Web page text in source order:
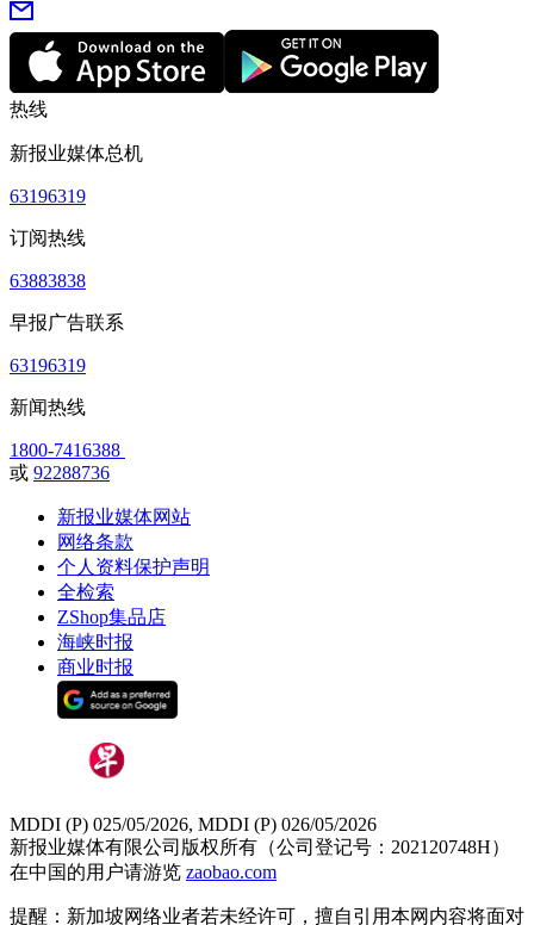
热线
新报业媒体总机
63196319
订阅热线
63883838
早报广告联系
63196319
新闻热线
1800-7416388
或 92288736
新报业媒体网站
网络条款
个人资料保护声明
全检索
ZShop集品店
海峡时报
商业时报
MDDI (P) 025/05/2026, MDDI (P) 026/05/2026
新报业媒体有限公司版权所有（公司登记号：202120748H）
在中国的用户请游览 zaobao.com
提醒：新加坡网络业者若未经许可，擅自引用本网内容将面对